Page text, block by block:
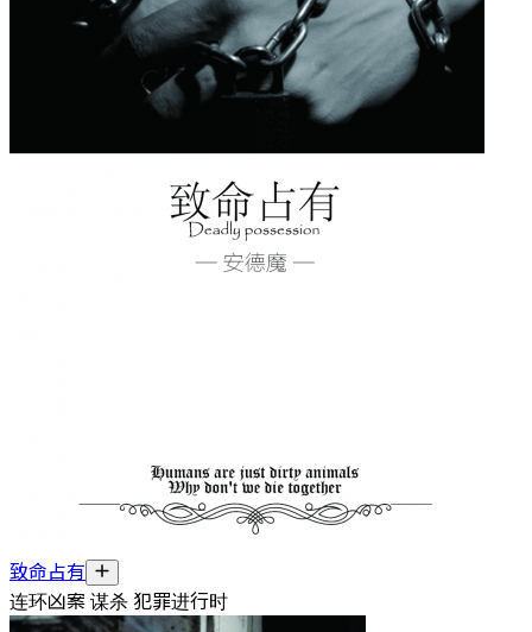
致命占有
连环凶案 谋杀 犯罪进行时